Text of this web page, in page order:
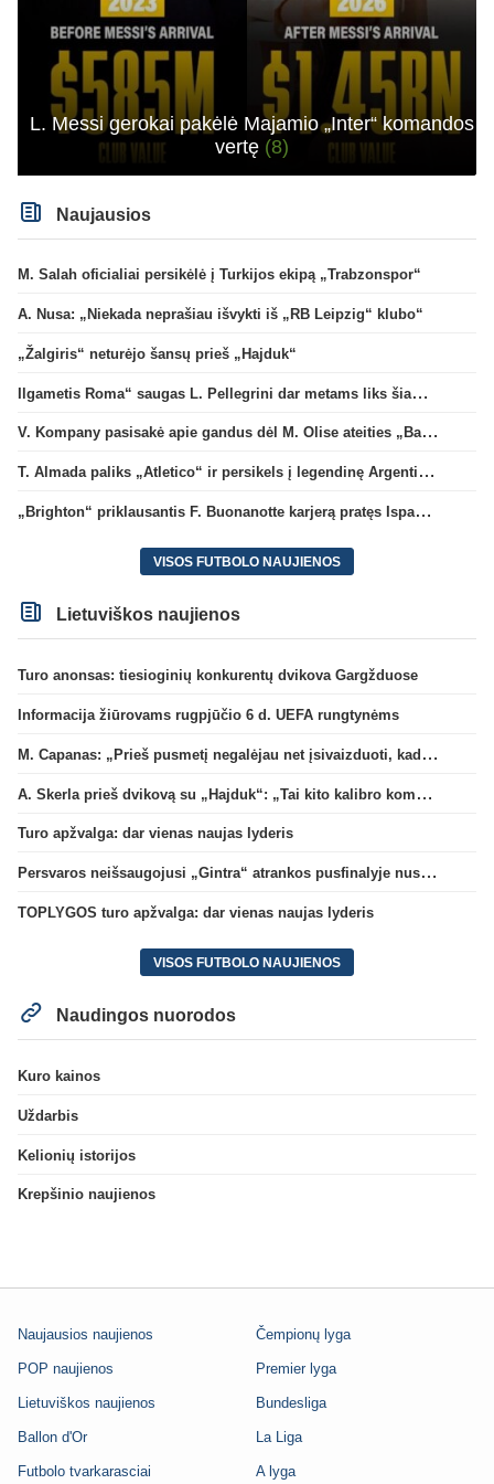
L. Messi gerokai pakėlė Majamio „Inter“ komandos
vertę (8)
Naujausios
M. Salah oficialiai persikėlė į Turkijos ekipą „Trabzonspor“
A. Nusa: „Niekada neprašiau išvykti iš „RB Leipzig“ klubo“
„Žalgiris“ neturėjo šansų prieš „Hajduk“
Ilgametis Roma“ saugas L. Pellegrini dar metams liks šiame klube
V. Kompany pasisakė apie gandus dėl M. Olise ateities „Bayern“ gretose
T. Almada paliks „Atletico“ ir persikels į legendinę Argentinos ekipą
„Brighton“ priklausantis F. Buonanotte karjerą pratęs Ispanijoje
VISOS FUTBOLO NAUJIENOS
Lietuviškos naujienos
Turo anonsas: tiesioginių konkurentų dvikova Gargžduose
Informacija žiūrovams rugpjūčio 6 d. UEFA rungtynėms
M. Capanas: „Prieš pusmetį negalėjau net įsivaizduoti, kad žaisime prieš „Hajduk“
A. Skerla prieš dvikovą su „Hajduk“: „Tai kito kalibro komanda“
Turo apžvalga: dar vienas naujas lyderis
Persvaros neišsaugojusi „Gintra“ atrankos pusfinalyje nusileido Škotijos čempionėms
TOPLYGOS turo apžvalga: dar vienas naujas lyderis
VISOS FUTBOLO NAUJIENOS
Naudingos nuorodos
Kuro kainos
Uždarbis
Kelionių istorijos
Krepšinio naujienos
Naujausios naujienos
POP naujienos
Lietuviškos naujienos
Ballon d'Or
Futbolo tvarkarasciai
Čempionų lyga
Premier lyga
Bundesliga
La Liga
A lyga